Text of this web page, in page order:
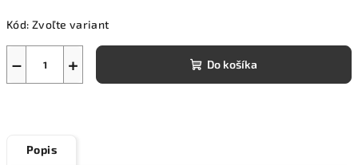
cena:
Kód: Zvoľte variant
+
− Do košíka
Popis